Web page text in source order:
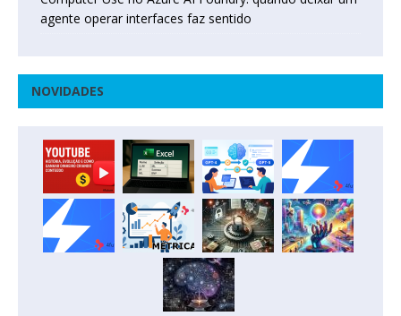
agente operar interfaces faz sentido
NOVIDADES